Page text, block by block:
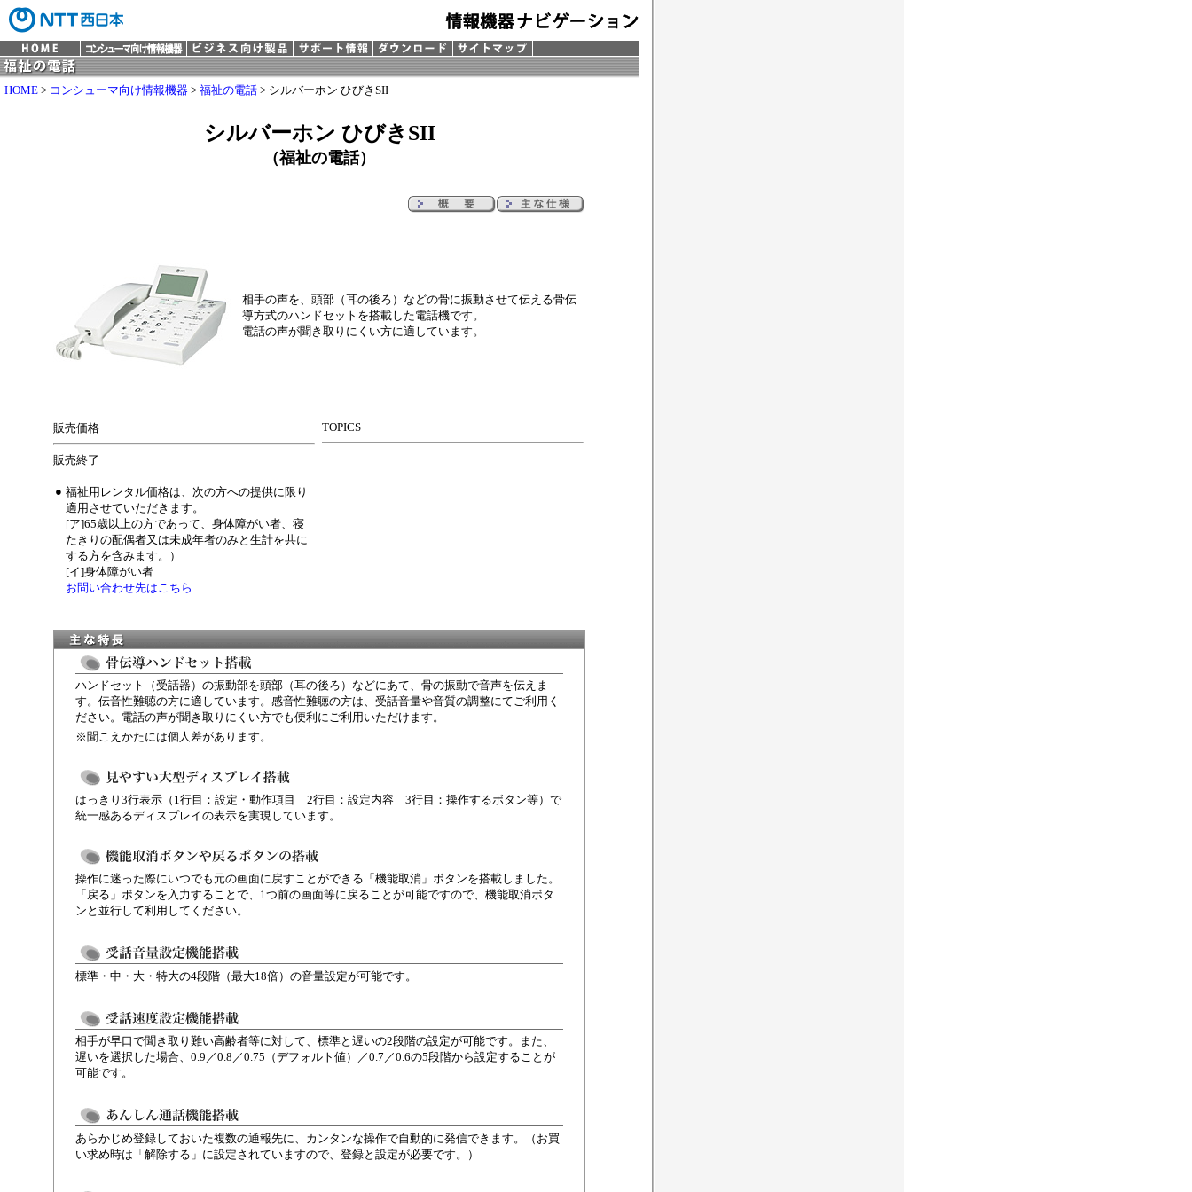
HOME > コンシューマ向け情報機器 > 福祉の電話 > シルバーホン ひびきSII
シルバーホン ひびきSII
（福祉の電話）
相手の声を、頭部（耳の後ろ）などの骨に振動させて伝える骨伝
導方式のハンドセットを搭載した電話機です。
電話の声が聞き取りにくい方に適しています。
販売価格
販売終了
● 福祉用レンタル価格は、次の方への提供に限り
適用させていただきます。
[ア]65歳以上の方であって、身体障がい者、寝
たきりの配偶者又は未成年者のみと生計を共に
する方を含みます。）
[イ]身体障がい者
お問い合わせ先はこちら
TOPICS
ハンドセット（受話器）の振動部を頭部（耳の後ろ）などにあて、骨の振動で音声を伝えま
す。伝音性難聴の方に適しています。感音性難聴の方は、受話音量や音質の調整にてご利用く
ださい。電話の声が聞き取りにくい方でも便利にご利用いただけます。
※聞こえかたには個人差があります。
はっきり3行表示（1行目：設定・動作項目 2行目：設定内容 3行目：操作するボタン等）で
統一感あるディスプレイの表示を実現しています。
操作に迷った際にいつでも元の画面に戻すことができる「機能取消」ボタンを搭載しました。
「戻る」ボタンを入力することで、1つ前の画面等に戻ることが可能ですので、機能取消ボタ
ンと並行して利用してください。
標準・中・大・特大の4段階（最大18倍）の音量設定が可能です。
相手が早口で聞き取り難い高齢者等に対して、標準と遅いの2段階の設定が可能です。また、
遅いを選択した場合、0.9／0.8／0.75（デフォルト値）／0.7／0.6の5段階から設定することが
可能です。
あらかじめ登録しておいた複数の通報先に、カンタンな操作で自動的に発信できます。（お買
い求め時は「解除する」に設定されていますので、登録と設定が必要です。）